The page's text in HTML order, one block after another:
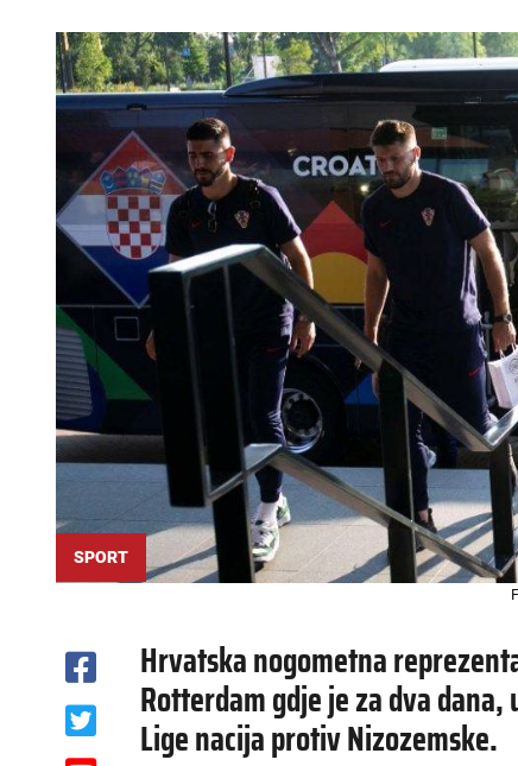
SPORT
Hrvatska nogometna
Rotterdam gdje je za dva
Lige nacija protiv Nizozemske.